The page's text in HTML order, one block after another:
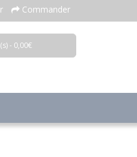
Commander
- 0,00€